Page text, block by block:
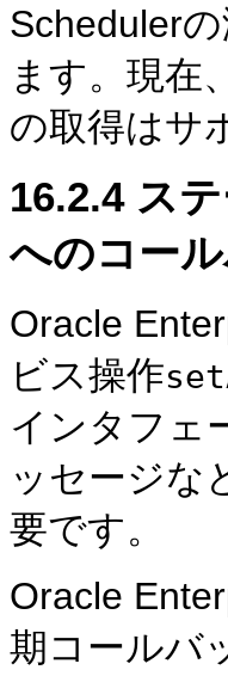
Scheduler
ます。現在
の取得はサ
16.2.4ステ
へのコー
Oracle
ビス操作
インタフェ
ッセージな
要です。
Oracle
期コールバ